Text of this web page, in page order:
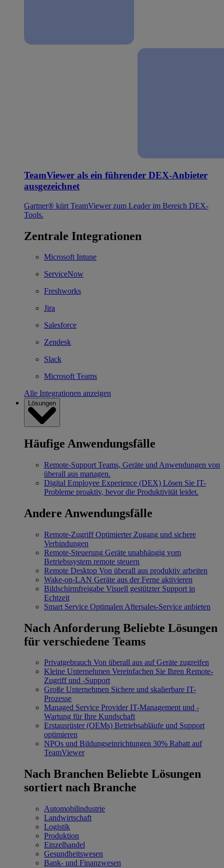
TeamViewer als ein führender DEX-Anbieter
ausgezeichnet
Gartner® kürt TeamViewer zum Leader im Bereich DEX-
Tools.
Zentrale Integrationen
Microsoft Intune
ServiceNow
Freshworks
Jira
Salesforce
Zendesk
Slack
Microsoft Teams
Alle Integrationen anzeigen
Lösungen
Häufige Anwendungsfälle
Remote-Support Teams, Geräte und Anwendungen von
überall aus managen.
Digital Employee Experience (DEX) Lösen Sie IT-
Probleme proaktiv, bevor die Produktivität leidet.
Andere Anwendungsfälle
Remote-Zugriff Optimierter Zugang und sichere
Verbindungen
Remote-Steuerung Geräte unabhängig vom
Betriebssystem remote steuern
Remote Desktop Von überall aus produktiv arbeiten
Wake-on-LAN Geräte aus der Ferne aktivieren
Bildschirmfreigabe Visuell gestützter Support in
Echtzeit
Smart Service Optimalen Aftersales-Service anbieten
Nach Anforderung Beliebte Lösungen
für verschiedene Teams
Privatgebrauch Von überall aus auf Geräte zugreifen
Kleine Unternehmen Vereinfachen Sie Ihren Remote-
Zugriff und -Support
Große Unternehmen Sichere und skalierbare IT-
Prozesse
Managed Service Provider IT-Management und -
Wartung für Ihre Kundschaft
Erstausrüster (OEMs) Betriebsabläufe und Support
optimieren
NPOs und Bildungseinrichtungen 30% Rabatt auf
TeamViewer
Nach Branchen Beliebte Lösungen
sortiert nach Branche
Automobilindustrie
Landwirtschaft
Logistik
Produktion
Einzelhandel
Gesundheitswesen
Bank- und Finanzwesen